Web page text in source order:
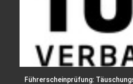
Führerscheinprüfung: